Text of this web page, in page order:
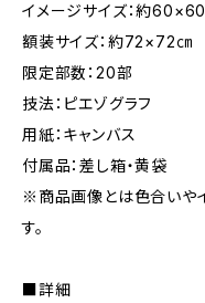
イメージサイズ：約
額装サイズ：約72×72㎝
限定部数：20部
技法：ピエゾグラフ
用紙：キャンバス
付属品：差し箱・黄袋
※商品画像とは色合いや
す。
■詳細